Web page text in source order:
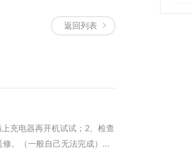
和对杀毒软件升级。
返回列表
充电器再开机试试；2、检查
。（一般自己无法完成）...